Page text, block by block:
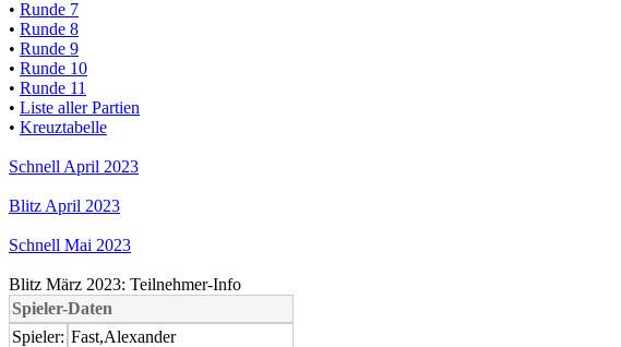
• Runde 7
• Runde 8
• Runde 9
• Runde 10
• Runde 11
• Liste aller Partien
• Kreuztabelle
Schnell April 2023
Blitz April 2023
Schnell Mai 2023
Blitz März 2023: Teilnehmer-Info
Spieler-Daten
Spieler: Fast,Alexander